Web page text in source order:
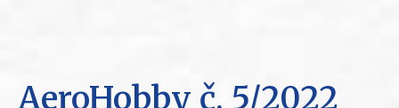
AeroHobby č. 5/2022